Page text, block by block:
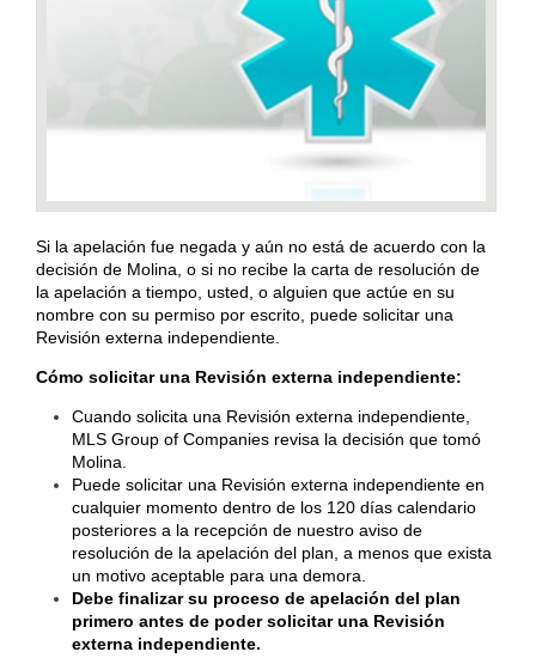
Si la apelación fue negada y aún no está de acuerdo con la
decisión de Molina, o si no recibe la carta de resolución de
la apelación a tiempo, usted, o alguien que actúe en su
nombre con su permiso por escrito, puede solicitar una
Revisión externa independiente.
Cómo solicitar una Revisión externa independiente:
Cuando solicita una Revisión externa independiente,
MLS Group of Companies revisa la decisión que tomó
Molina.
Puede solicitar una Revisión externa independiente en
cualquier momento dentro de los 120 días calendario
posteriores a la recepción de nuestro aviso de
resolución de la apelación del plan, a menos que exista
un motivo aceptable para una demora.
Debe finalizar su proceso de apelación del plan
primero antes de poder solicitar una Revisión
externa independiente.